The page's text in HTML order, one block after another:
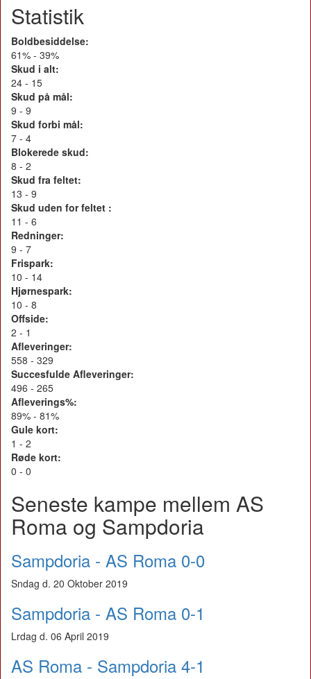
Statistik
Boldbesiddelse:
61% - 39%
Skud i alt:
24 - 15
Skud på mål:
9 - 9
Skud forbi mål:
7 - 4
Blokerede skud:
8 - 2
Skud fra feltet:
13 - 9
Skud uden for feltet :
11 - 6
Redninger:
9 - 7
Frispark:
10 - 14
Hjørnespark:
10 - 8
Offside:
2 - 1
Afleveringer:
558 - 329
Succesfulde Afleveringer:
496 - 265
Afleverings%:
89% - 81%
Gule kort:
1 - 2
Røde kort:
0 - 0
Seneste kampe mellem AS
Roma og Sampdoria
Sampdoria - AS Roma 0-0
Sndag d. 20 Oktober 2019
Sampdoria - AS Roma 0-1
Lrdag d. 06 April 2019
AS Roma - Sampdoria 4-1